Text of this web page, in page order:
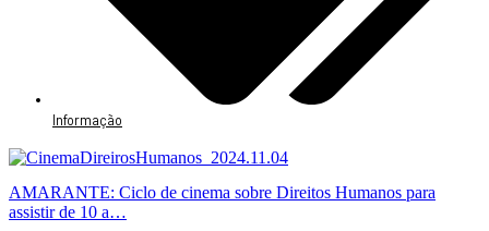
Informação
AMARANTE: Ciclo de cinema sobre Direitos Humanos para
assistir de 10 a…